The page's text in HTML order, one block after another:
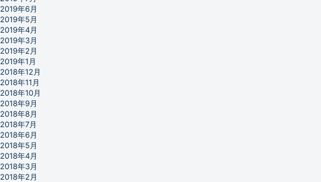
2019年6月
2019年5月
2019年4月
2019年3月
2019年2月
2019年1月
2018年12月
2018年11月
2018年10月
2018年9月
2018年8月
2018年7月
2018年6月
2018年5月
2018年4月
2018年3月
2018年2月